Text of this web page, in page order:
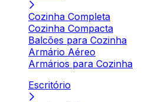
Cozinha Completa
Cozinha Compacta
Balcões para Cozinha
Armário Aéreo
Armários para Cozinha
Escritório